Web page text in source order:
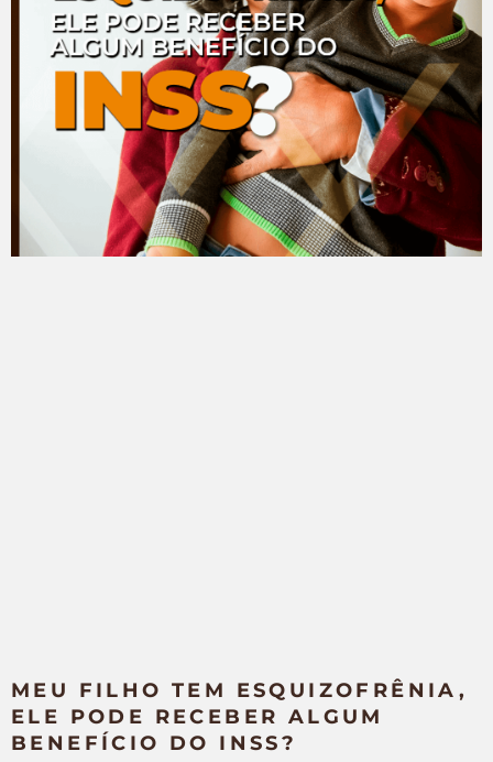
MEU FILHO TEM ESQUIZOFRÊNIA,
ELE PODE RECEBER ALGUM
BENEFÍCIO DO INSS?